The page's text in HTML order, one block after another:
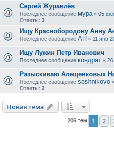
Сергей Журавлёв
Последнее сообщение мура « 05
Ответы: 3
Ищу Краснобородову Анну
Последнее сообщение АН « 11 янв
Ищу Лужин Петр Иванович
Последнее сообщение кондрат « 26
Разыскиваю Алещенковых
Последнее сообщение soshnikovo «
Ответы: 2
Новая тема
206 тем 1 2